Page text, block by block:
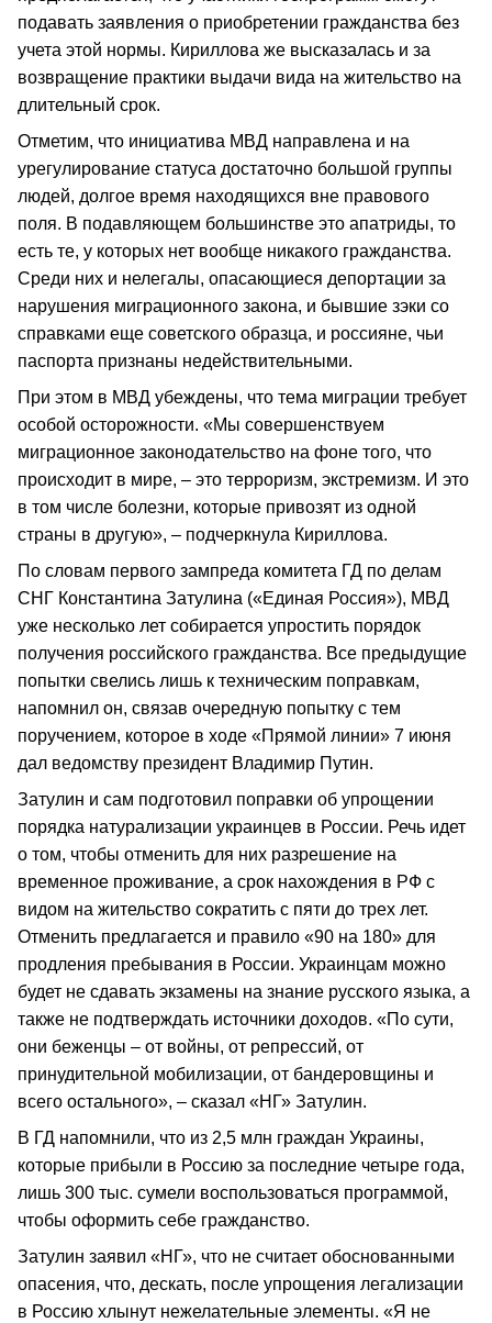
подавать заявления о приобретении гражданства без
учета этой нормы. Кириллова же высказалась и за
возвращение практики выдачи вида на жительство на
длительный срок.
Отметим, что инициатива МВД направлена и на
урегулирование статуса достаточно большой группы
людей, долгое время находящихся вне правового
поля. В подавляющем большинстве это апатриды, то
есть те, у которых нет вообще никакого гражданства.
Среди них и нелегалы, опасающиеся депортации за
нарушения миграционного закона, и бывшие зэки со
справками еще советского образца, и россияне, чьи
паспорта признаны недействительными.
При этом в МВД убеждены, что тема миграции требует
особой осторожности. «Мы совершенствуем
миграционное законодательство на фоне того, что
происходит в мире, – это терроризм, экстремизм. И это
в том числе болезни, которые привозят из одной
страны в другую», – подчеркнула Кириллова.
По словам первого зампреда комитета ГД по делам
СНГ Константина Затулина («Единая Россия»), МВД
уже несколько лет собирается упростить порядок
получения российского гражданства. Все предыдущие
попытки свелись лишь к техническим поправкам,
напомнил он, связав очередную попытку с тем
поручением, которое в ходе «Прямой линии» 7 июня
дал ведомству президент Владимир Путин.
Затулин и сам подготовил поправки об упрощении
порядка натурализации украинцев в России. Речь идет
о том, чтобы отменить для них разрешение на
временное проживание, а срок нахождения в РФ с
видом на жительство сократить с пяти до трех лет.
Отменить предлагается и правило «90 на 180» для
продления пребывания в России. Украинцам можно
будет не сдавать экзамены на знание русского языка, а
также не подтверждать источники доходов. «По сути,
они беженцы – от войны, от репрессий, от
принудительной мобилизации, от бандеровщины и
всего остального», – сказал «НГ» Затулин.
В ГД напомнили, что из 2,5 млн граждан Украины,
которые прибыли в Россию за последние четыре года,
лишь 300 тыс. сумели воспользоваться программой,
чтобы оформить себе гражданство.
Затулин заявил «НГ», что не считает обоснованными
опасения, что, дескать, после упрощения легализации
в Россию хлынут нежелательные элементы. «Я не